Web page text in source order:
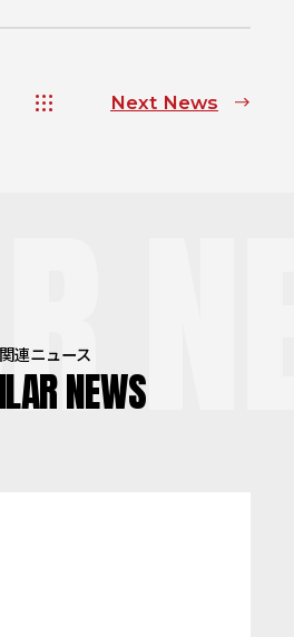
Next News
関連ニュース
NEWS